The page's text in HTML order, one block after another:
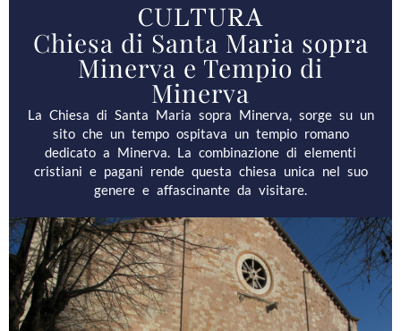
CULTURA
Chiesa di Santa Maria sopra
Minerva e Tempio di
Minerva
La Chiesa di Santa Maria sopra Minerva, sorge su un
sito che un tempo ospitava un tempio romano
dedicato a Minerva. La combinazione di elementi
cristiani e pagani rende questa chiesa unica nel suo
genere e affascinante da visitare.